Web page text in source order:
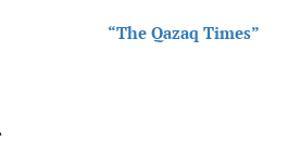
“The Qazaq Times”